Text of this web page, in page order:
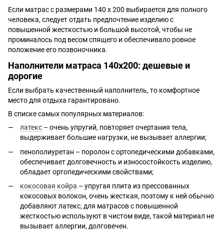
Если матрас с размерами 140 x 200 выбирается для полного
человека, следует отдать предпочтение изделию с
повышенной жесткостью и большой высотой, чтобы не
проминалось под весом спящего и обеспечивало ровное
положение его позвоночника.
Наполнители матраса 140х200: дешевые и
дорогие
Если выбрать качественный наполнитель, то комфортное
место для отдыха гарантировано.
В списке самых популярных материалов:
латекс – очень упругий, повторяет очертания тела,
выдерживает большие нагрузки, не вызывает аллергии;
пенополиуретан – поролон с ортопедическими добавками,
обеспечивает долговечность и износостойкость изделию,
обладает ортопедическими свойствами;
кокосовая койра – упругая плита из прессованных
кокосовых волокон, очень жесткая, поэтому к ней обычно
добавляют латекс, для матрасов с повышенной
жесткостью используют в чистом виде, такой материал не
вызывает аллергии, долговечен.